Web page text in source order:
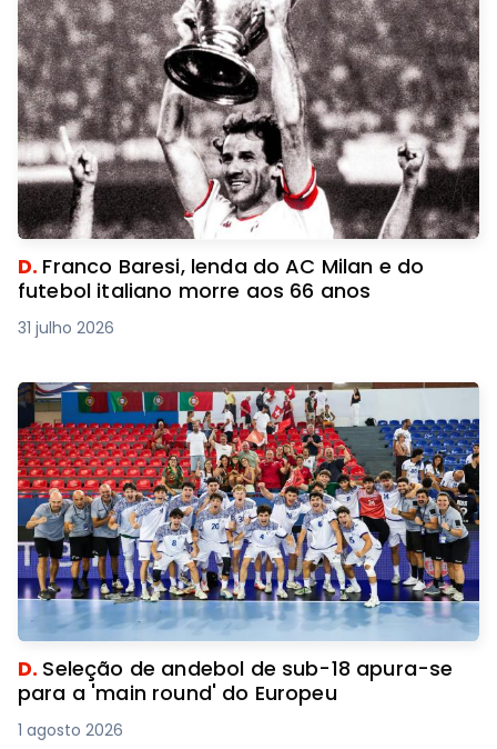
D. Franco Baresi, lenda do AC Milan e do
futebol italiano morre aos 66 anos
31 julho 2026
D. Seleção de andebol de sub-18 apura-se
para a 'main round' do Europeu
1 agosto 2026